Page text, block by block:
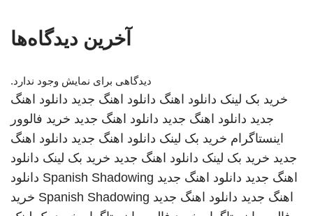
آخرین دیدگاه‌ها
دیدگاهی برای نمایش وجود ندارد.
خرید بک لینک دانلود اهنگ دانلود اهنگ جدید دانلود اهنگ
جدید دانلود اهنگ جدید دانلود اهنگ جدید خرید فالوور
اینستاگرام خرید بک لینک دانلود اهنگ جدید دانلود اهنگ
جدید خرید بک لینک دانلود اهنگ جدید خرید بک لینک دانلود
اهنگ جدید دانلود اهنگ جدید Spanish Shadowing دانلود
اهنگ جدید دانلود اهنگ جدید Spanish Shadowing خرید